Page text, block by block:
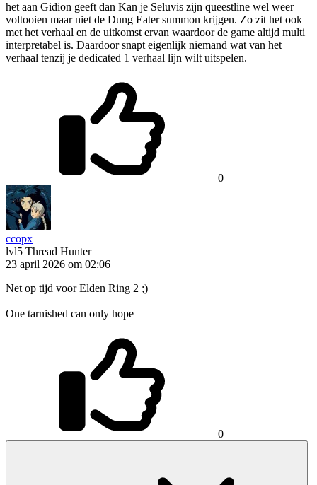
het aan Gidion geeft dan Kan je Seluvis zijn queestline wel weer
voltooien maar niet de Dung Eater summon krijgen. Zo zit het ook
met het verhaal en de uitkomst ervan waardoor de game altijd multi
interpretabel is. Daardoor snapt eigenlijk niemand wat van het
verhaal tenzij je dedicated 1 verhaal lijn wilt uitspelen.
0
ccopx
lvl5 Thread Hunter
23 april 2026 om 02:06
Net op tijd voor Elden Ring 2 ;)
One tarnished can only hope
0